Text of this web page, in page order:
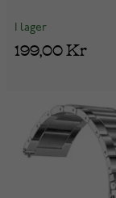
I lager
199,00 Kr